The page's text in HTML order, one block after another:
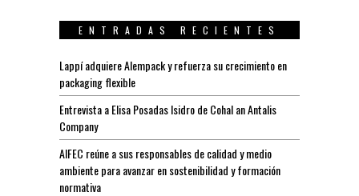
ENTRADAS RECIENTES
Lappí adquiere Alempack y refuerza su crecimiento en
packaging flexible
Entrevista a Elisa Posadas Isidro de Cohal an Antalis
Company
AIFEC reúne a sus responsables de calidad y medio
ambiente para avanzar en sostenibilidad y formación
normativa